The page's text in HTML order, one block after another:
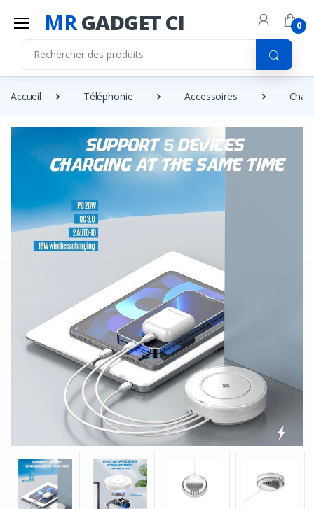
MRGADGET CI 0
Accueil Téléphonie Accessoires